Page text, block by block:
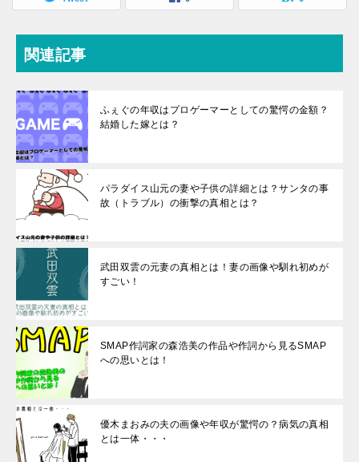
関連記事
ふぇぐの年収はプロゲーマーとしての驚愕の金額？
結婚した嫁とは？
パラダイス山元の妻や子供の詳細とは？サンタの事
故（トラブル）の衝撃の真相とは？
武田双雲の元妻の真相とは！妻の画像や馴れ初めが
すごい！
SMAP作詞家の森浩美の作品や作詞から見るSMAP
への思いとは！
優木まおみの夫の画像や年収が驚愕の？病気の真相
とは一体・・・